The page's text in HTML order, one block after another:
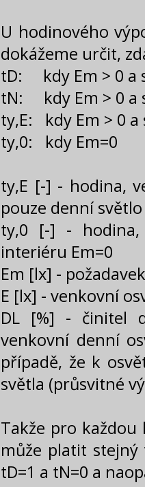
U hodinového
dokážeme určit,
tD: kdy Em > 0 a
tN: kdy Em > 0 a
ty,E: kdy Em > 0
ty,0: kdy Em=0
ty,E [-] - hodina,
pouze denní světlo
ty,0 [-] - hodina,
interiéru Em=0
Em [lx] -
E [lx] - venkovní
DL [%] - činitel
venkovní denní
případě, že k
světla (průsvitné
Takže pro
může platit
tD=1 a tN=0 a